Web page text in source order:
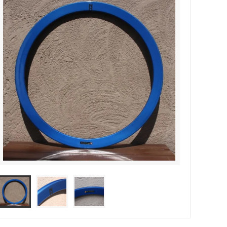
サドル
ディレーラー / ハンガー
WALD Basket
Sim Works